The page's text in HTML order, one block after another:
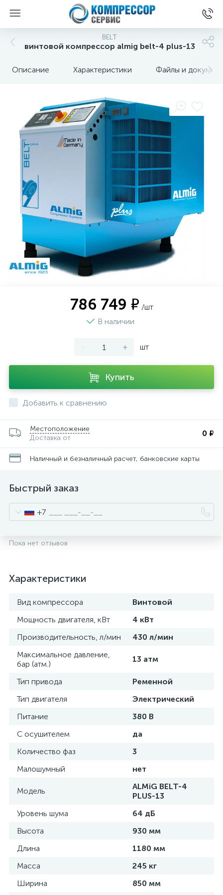
BELT
винтовой компрессор almig belt-4 plus-13
Описание Характеристики Файлы и
786 749 ₽ /шт
В наличии
- + шт
Купить
Добавить к сравнению
Местоположение
Доставка от
0 ₽
Наличный и безналичный расчет, банковские карты
Быстрый заказ
+7
Пока нет отзывов
Характеристики
Вид компрессора
Винтовой
Мощность двигателя, кВт
4 кВт
Производительность, л/мин
430 л/мин
Максимальное давление,
бар (атм.)
13 атм
Тип привода
Ременной
Тип двигателя
Электрический
Питание
380 В
С осушителем
да
Количество фаз
3
Малошумный
нет
Модель
ALMiG BELT-4
PLUS-13
Уровень шума
64 дБ
Высота
930 мм
Длина
1180 мм
Масса
245 кг
Ширина
850 мм